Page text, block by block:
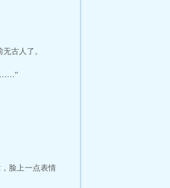
古人了。
……”
脸上一点表情